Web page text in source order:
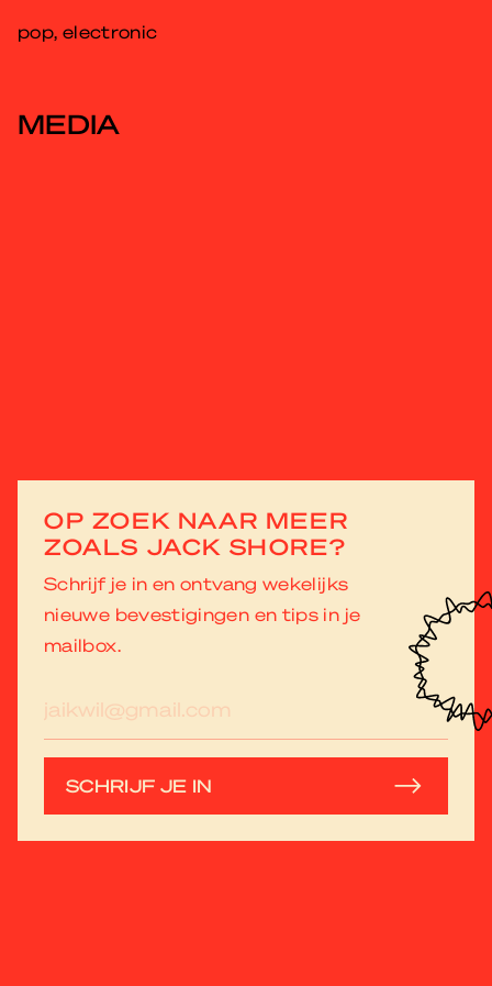
pop, electronic
MEDIA
OP ZOEK NAAR MEER
ZOALS JACK SHORE?
Schrijf je in en ontvang wekelijks
nieuwe bevestigingen en tips in je
mailbox.
mailadres
SCHRIJF JE IN